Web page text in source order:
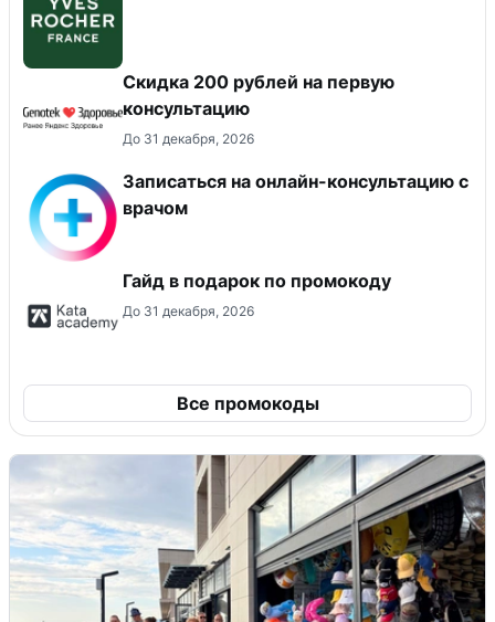
Скидка 200 рублей на первую
консультацию
До 31 декабря, 2026
Записаться на онлайн-консультацию с
врачом
Гайд в подарок по промокоду
До 31 декабря, 2026
Все промокоды